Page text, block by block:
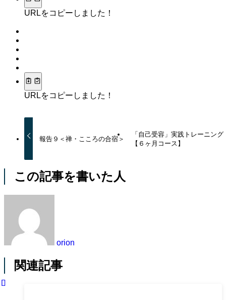
URLをコピーしました！
URLをコピーしました！
報告９＜禅・こころの合宿＞
「自己受容」実践トレーニング
【６ヶ月コース】
この記事を書いた人
orion
関連記事